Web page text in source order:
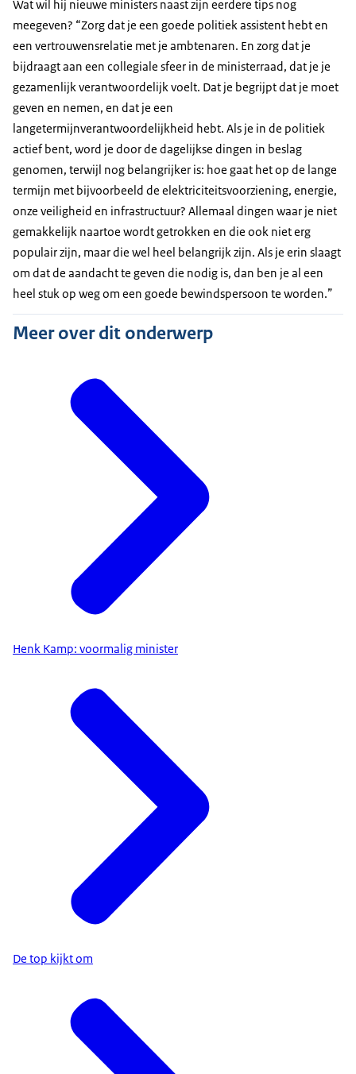
Wat wil hij nieuwe ministers naast zijn eerdere tips nog
meegeven? “Zorg dat je een goede politiek assistent hebt en
een vertrouwensrelatie met je ambtenaren. En zorg dat je
bijdraagt aan een collegiale sfeer in de ministerraad, dat je je
gezamenlijk verantwoordelijk voelt. Dat je begrijpt dat je moet
geven en nemen, en dat je een
langetermijnverantwoordelijkheid hebt. Als je in de politiek
actief bent, word je door de dagelijkse dingen in beslag
genomen, terwijl nog belangrijker is: hoe gaat het op de lange
termijn met bijvoorbeeld de elektriciteitsvoorziening, energie,
onze veiligheid en infrastructuur? Allemaal dingen waar je niet
gemakkelijk naartoe wordt getrokken en die ook niet erg
populair zijn, maar die wel heel belangrijk zijn. Als je erin slaagt
om dat de aandacht te geven die nodig is, dan ben je al een
heel stuk op weg om een goede bewindspersoon te worden.”
Meer over dit onderwerp
Henk Kamp: voormalig minister
De top kijkt om